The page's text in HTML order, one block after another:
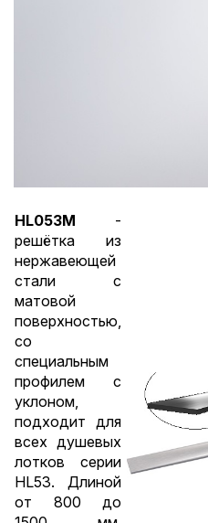
HL053M -
решётка из
нержавеющей
стали с
матовой
поверхностью,
со
специальным
профилем с
уклоном,
подходит для
всех душевых
лотков серии
HL53. Длиной
от 800 до